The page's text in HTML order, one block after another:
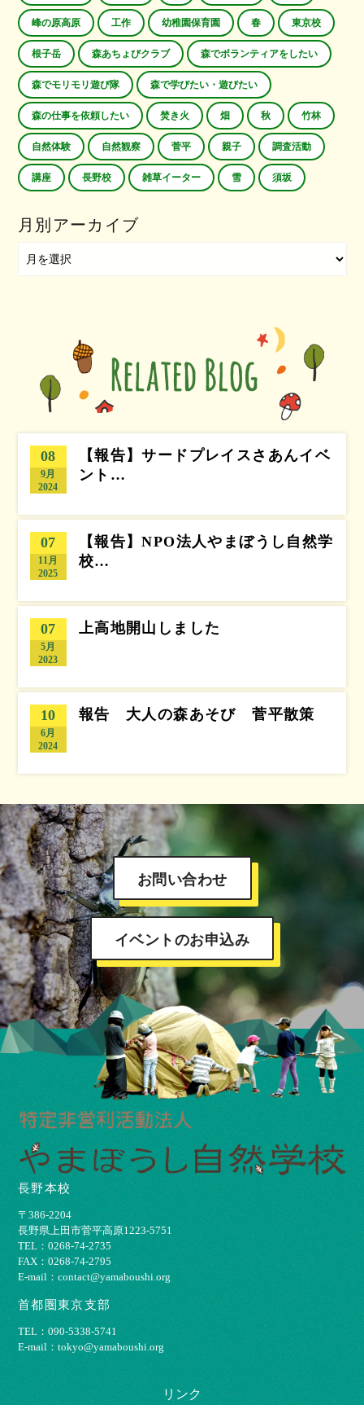
峰の原高原 工作 幼稚園保育園 春 東京校
根子岳 森あちょびクラブ 森でボランティアをしたい
森でモリモリ遊び隊 森で学びたい・遊びたい
森の仕事を依頼したい 焚き火 畑 秋 竹林
自然体験 自然観察 菅平 親子 調査活動
講座 長野校 雑草イーター 雪 須坂
月別アーカイブ
08
9月
2024
【報告】サードプレイスさあんイベ
ント…
07
11月
2025
【報告】NPO法人やまぼうし自然学
校…
07
5月
2023
上高地開山しました
10
6月
2024
報告 大人の森あそび 菅平散策
お問い合わせ
イベントのお申込み
長野本校
〒386-2204
⻑野県上⽥市菅平⾼原1223-5751
TEL：0268-74-2735
FAX：0268-74-2795
E-mail：contact@yamaboushi.org
首都圏東京支部
TEL：090-5338-5741
E-mail：tokyo@yamaboushi.org
リンク